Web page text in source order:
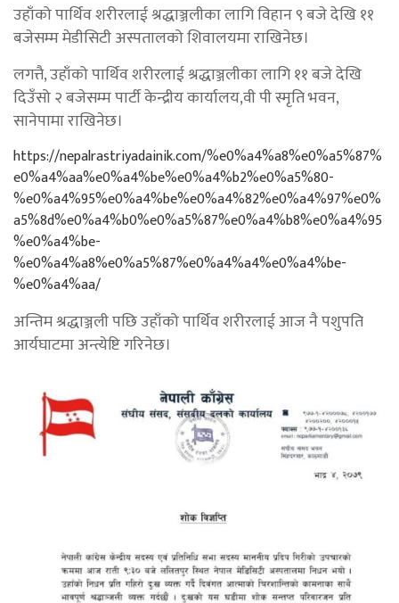
उहाँको पार्थिव शरीरलाई श्रद्धाञ्जलीका लागि विहान ९ बजे देखि ११
बजेसम्म मेडीसिटी अस्पतालको शिवालयमा राखिनेछ।
लगत्तै, उहाँको पार्थिव शरीरलाई श्रद्धाञ्जलीका लागि ११ बजे देखि
दिउँसो २ बजेसम्म पार्टी केन्द्रीय कार्यालय,वी पी स्मृति भवन,
सानेपामा राखिनेछ।
https://nepalrastriyadainik.com/%e0%a4%a8%e0%a5%87%
e0%a4%aa%e0%a4%be%e0%a4%b2%e0%a5%80-
%e0%a4%95%e0%a4%be%e0%a4%82%e0%a4%97%e0%
a5%8d%e0%a4%b0%e0%a5%87%e0%a4%b8%e0%a4%95
%e0%a4%be-
%e0%a4%a8%e0%a5%87%e0%a4%a4%e0%a4%be-
%e0%a4%aa/
अन्तिम श्रद्धाञ्जली पछि उहाँको पार्थिव शरीरलाई आज नै पशुपति
आर्यघाटमा अन्त्येष्टि गरिनेछ।